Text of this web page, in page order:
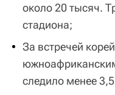
около 20 тысяч.
стадиона;
За встречей
следило менее